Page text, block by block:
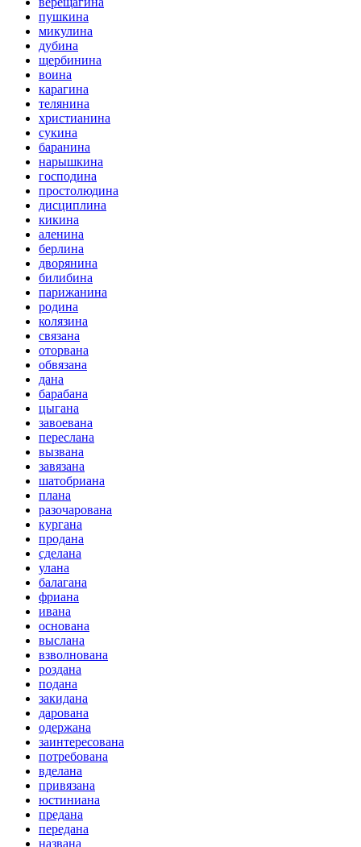
пушкина
микулина
дубина
щербинина
воина
карагина
телянина
христианина
сукина
баранина
нарышкина
господина
простолюдина
дисциплина
кикина
аленина
берлина
дворянина
билибина
парижанина
родина
колязина
связана
оторвана
обвязана
дана
барабана
цыгана
завоевана
переслана
вызвана
завязана
шатобриана
плана
разочарована
кургана
продана
сделана
улана
балагана
фриана
ивана
основана
выслана
взволнована
роздана
подана
закидана
дарована
одержана
заинтересована
потребована
вделана
привязана
юстиниана
предана
передана
названа